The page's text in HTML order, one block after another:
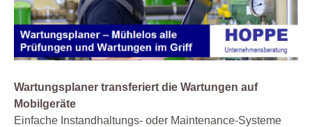
Wartungsplaner transferiert die Wartungen auf
Mobilgeräte
Einfache Instandhaltungs- oder Maintenance-Systeme